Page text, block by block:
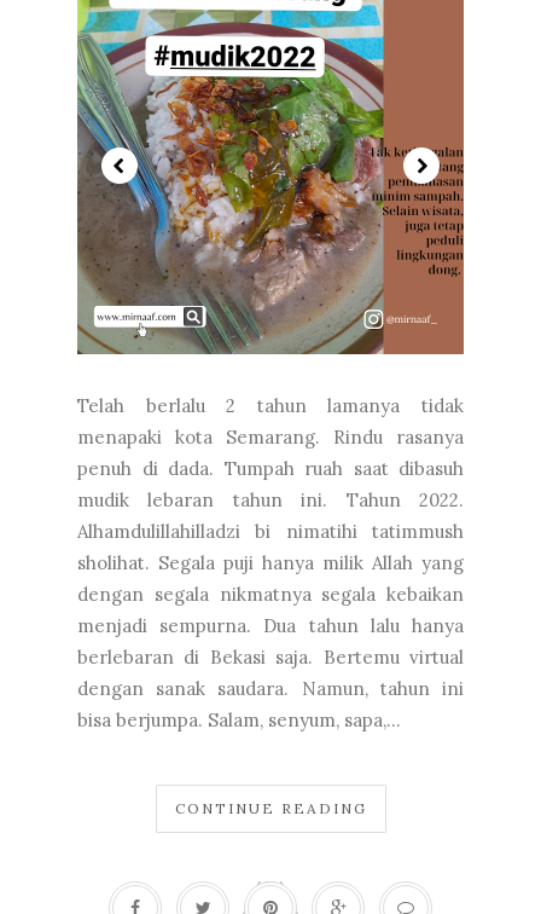
Telah berlalu 2 tahun lamanya tidak
menapaki kota Semarang. Rindu rasanya
penuh di dada. Tumpah ruah saat dibasuh
mudik lebaran tahun ini. Tahun 2022.
Alhamdulillahilladzi bi nimatihi tatimmush
sholihat. Segala puji hanya milik Allah yang
dengan segala nikmatnya segala kebaikan
menjadi sempurna. Dua tahun lalu hanya
berlebaran di Bekasi saja. Bertemu virtual
dengan sanak saudara. Namun, tahun ini
bisa berjumpa. Salam, senyum, sapa,...
CONTINUE READING